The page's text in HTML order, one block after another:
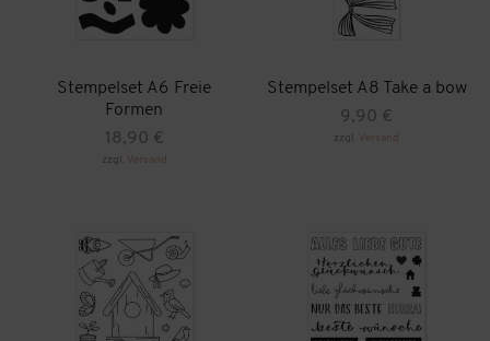
Stempelset A6 Freie
Formen
18,90 €
zzgl. Versand
Stempelset A8 Take a bow
9,90 €
zzgl. Versand